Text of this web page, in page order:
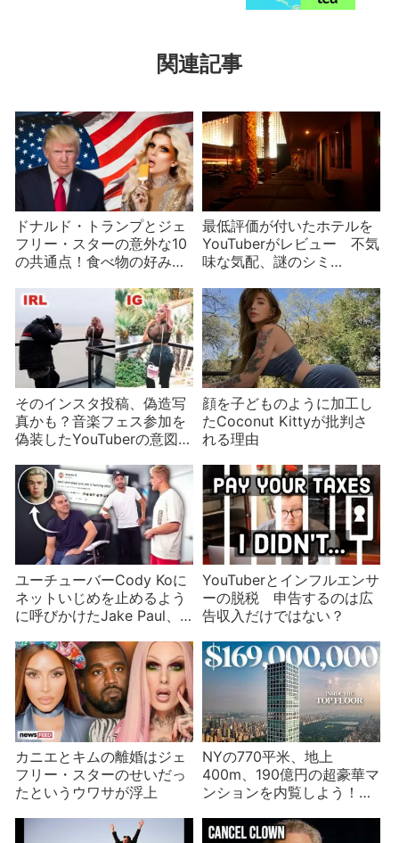
関連記事
ドナルド・トランプとジェ
フリー・スターの意外な10
の共通点！食べ物の好みか
最低評価が付いたホテルを
YouTuberがレビュー 不気
味な気配、謎のシミ…
そのインスタ投稿、偽造写
真かも？音楽フェス参加を
偽装したYouTuberの意図
顔を子どものように加工し
たCoconut Kittyが批判さ
れる理由
ユーチューバーCody Koに
ネットいじめを止めるよう
に呼びかけたJake Paul、
YouTuberとインフルエンサ
ーの脱税 申告するのは広
告収入だけではない？
カニエとキムの離婚はジェ
フリー・スターのせいだっ
たというウワサが浮上
NYの770平米、地上
400m、190億円の超豪華マ
ンションを内覧しよう！
最上階